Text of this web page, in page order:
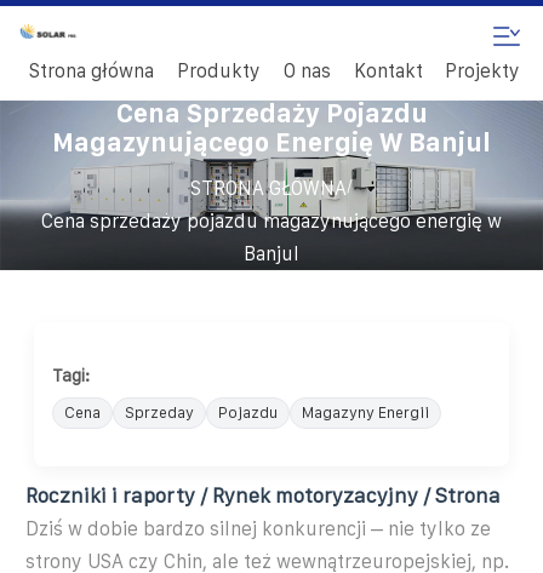
Strona główna Produkty O nas Kontakt Projekty
Cena Sprzedaży Pojazdu
Magazynującego Energię W Banjul
STRONA GŁÓWNA/
Cena sprzedaży pojazdu magazynującego energię w
Banjul
Tagi:
Cena Sprzeday Pojazdu Magazyny Energii
Roczniki i raporty / Rynek motoryzacyjny / Strona
Dziś w dobie bardzo silnej konkurencji – nie tylko ze
strony USA czy Chin, ale też wewnątrzeuropejskiej, np.